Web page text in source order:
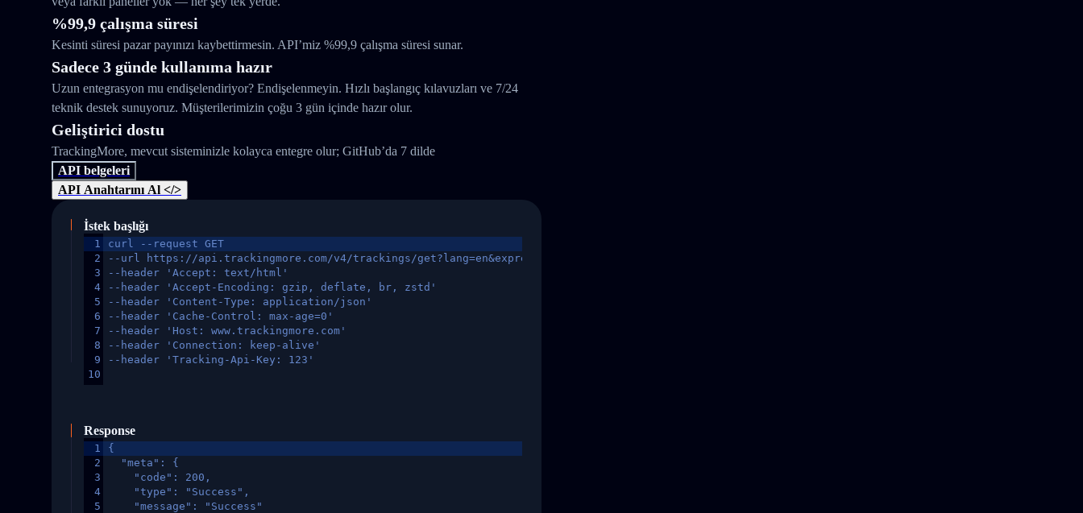
%99,9 çalışma süresi
Kesinti süresi pazar payınızı kaybettirmesin. API’miz %99,9 çalışma süresi sunar.
Sadece 3 günde kullanıma hazır
Uzun entegrasyon mu endişelendiriyor? Endişelenmeyin. Hızlı başlangıç kılavuzları ve 7/24
teknik destek sunuyoruz. Müşterilerimizin çoğu 3 gün içinde hazır olur.
Geliştirici dostu
TrackingMore, mevcut sisteminizle kolayca entegre olur; GitHub’da 7 dilde
API belgeleri
API Anahtarını Al </>
İstek başlığı
1
2
3
4
5
6
7
8
9
10
curl --request GET
--url https://api.trackingmore.com/v4/trackings/get?lang=en&express=ups&tracknumber=1939155131
--header 'Accept: text/html'
--header 'Accept-Encoding: gzip, deflate, br, zstd'
--header 'Content-Type: application/json'
--header 'Cache-Control: max-age=0'
--header 'Host: www.trackingmore.com'
--header 'Connection: keep-alive'
--header 'Tracking-Api-Key: 123'
Response
1
2
3
4
5
{
  "meta": {
    "code": 200,
    "type": "Success",
    "message": "Success"